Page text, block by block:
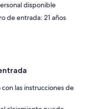
disponible
de entrada: 21 años
las instrucciones de